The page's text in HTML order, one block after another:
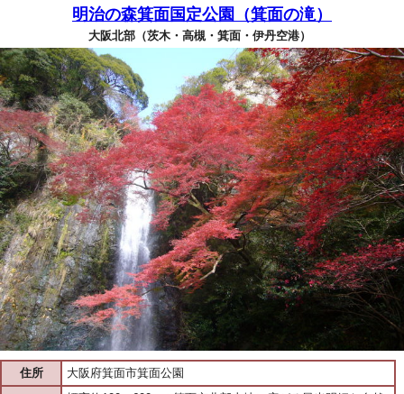
明治の森箕面国定公園（箕面の滝）
大阪北部（茨木・高槻・箕面・伊丹空港）
住所 大阪府箕面市箕面公園